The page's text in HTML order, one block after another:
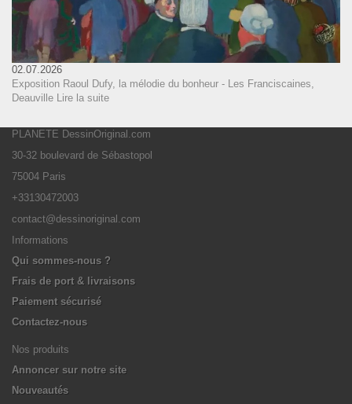
02.07.2026
Exposition Raoul Dufy, la mélodie du bonheur - Les Franciscaines,
Deauville Lire la suite
PLANETE DessinOriginal.com
30-32 boulevard de Sébastopol
75004 Paris
+33130472003
contact@dessinoriginal.com
Informations
Qui sommes-nous ?
Frais de port & livraisons
Paiement sécurisé
Contactez-nous
Nos produits
Annoncer sur notre site
Nouveautés